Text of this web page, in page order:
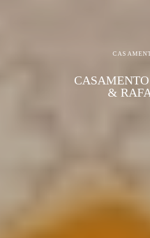
&